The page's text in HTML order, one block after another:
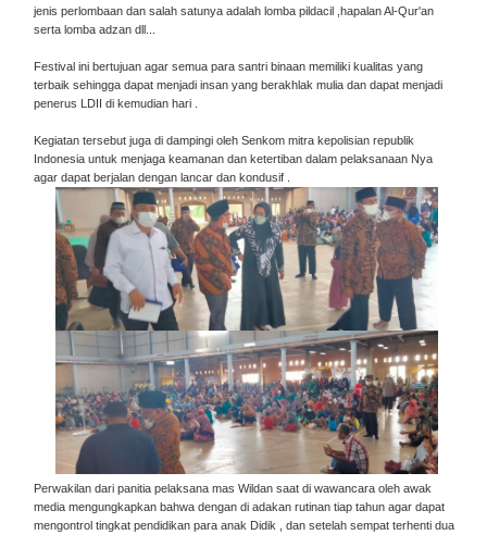
jenis perlombaan dan salah satunya adalah lomba pildacil ,hapalan Al-Qur'an
serta lomba adzan dll...
Festival ini bertujuan agar semua para santri binaan memiliki kualitas yang
terbaik sehingga dapat menjadi insan yang berakhlak mulia dan dapat menjadi
penerus LDII di kemudian hari .
Kegiatan tersebut juga di dampingi oleh Senkom mitra kepolisian republik
Indonesia untuk menjaga keamanan dan ketertiban dalam pelaksanaan Nya
agar dapat berjalan dengan lancar dan kondusif .
Perwakilan dari panitia pelaksana mas Wildan saat di wawancara oleh awak
media mengungkapkan bahwa dengan di adakan rutinan tiap tahun agar dapat
mengontrol tingkat pendidikan para anak Didik , dan setelah sempat terhenti dua